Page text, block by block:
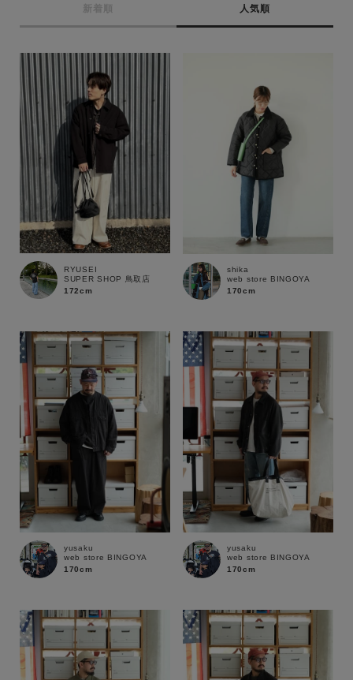
キーワード
性別
MENS LADIES KIDS
新着順 人気順
RYUSEI
SUPER SHOP 鳥取店
172cm
shika
web store BINGOYA
170cm
yusaku
web store BINGOYA
170cm
yusaku
web store BINGOYA
170cm